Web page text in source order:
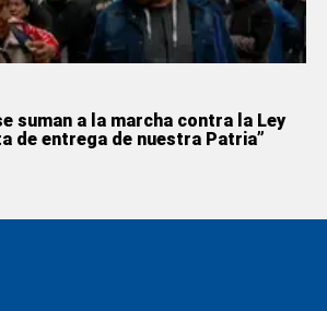
suman a la marcha contra la Ley
de entrega de nuestra Patria”